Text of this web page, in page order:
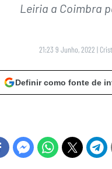
Leiria a Coimbra
21:23 9 Junho, 2022 |
Definir como fonte de